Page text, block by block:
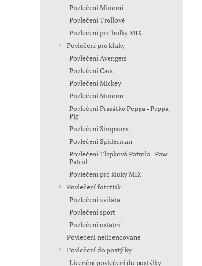
Povlečení Mimoni
Povlečení Trollové
Povlečení pro holky MIX
Povlečení pro kluky
Povlečení Avengers
Povlečení Cars
Povlečení Mickey
Povlečení Mimoni
Povlečení Prasátko Peppa - Peppa
Pig
Povlečení Simpsons
Povlečení Spiderman
Povlečení Tlapková Patrola - Paw
Patrol
Povlečení pro kluky MIX
Povlečení fototisk
Povlečení zvířata
Povlečení sport
Povlečení ostatní
Povlečení nelicencované
Povlečení do postýlky
Licenční povlečení do postýlky